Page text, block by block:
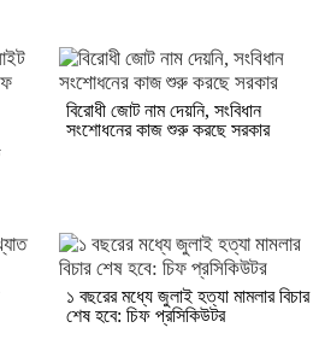
বিরোধী জোট নাম দেয়নি, সংবিধান
সংশোধনের কাজ শুরু করছে সরকার
১ বছরের মধ্যে জুলাই হত্যা মামলার বিচার
শেষ হবে: চিফ প্রসিকিউটর